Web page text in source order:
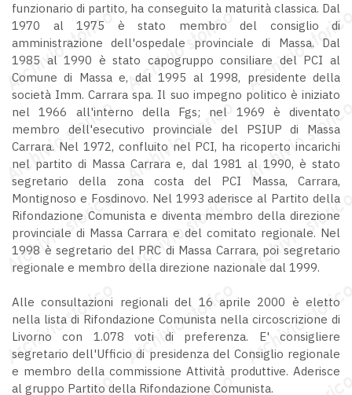
funzionario di partito, ha conseguito la maturità classica. Dal
1970 al 1975 è stato membro del consiglio di
amministrazione dell'ospedale provinciale di Massa. Dal
1985 al 1990 è stato capogruppo consiliare del PCI al
Comune di Massa e, dal 1995 al 1998, presidente della
società Imm. Carrara spa. Il suo impegno politico è iniziato
nel 1966 all'interno della Fgs; nel 1969 è diventato
membro dell'esecutivo provinciale del PSIUP di Massa
Carrara. Nel 1972, confluito nel PCI, ha ricoperto incarichi
nel partito di Massa Carrara e, dal 1981 al 1990, è stato
segretario della zona costa del PCI Massa, Carrara,
Montignoso e Fosdinovo. Nel 1993 aderisce al Partito della
Rifondazione Comunista e diventa membro della direzione
provinciale di Massa Carrara e del comitato regionale. Nel
1998 è segretario del PRC di Massa Carrara, poi segretario
regionale e membro della direzione nazionale dal 1999.
Alle consultazioni regionali del 16 aprile 2000 è eletto
nella lista di Rifondazione Comunista nella circoscrizione di
Livorno con 1.078 voti di preferenza. E' consigliere
segretario dell'Ufficio di presidenza del Consiglio regionale
e membro della commissione Attività produttive. Aderisce
al gruppo Partito della Rifondazione Comunista.